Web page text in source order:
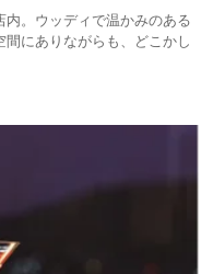
。ウッディで温かみのある
にありながらも、どこかし